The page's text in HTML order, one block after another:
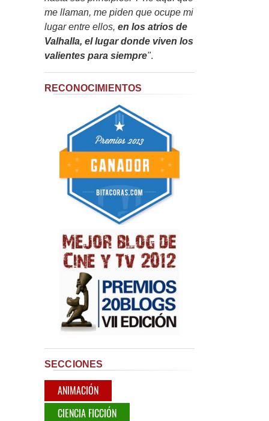
me llaman, me piden que ocupe mi
lugar entre ellos, en los atrios de
Valhalla, el lugar donde viven los
valientes para siempre".
RECONOCIMIENTOS
SECCIONES
ANIMACIÓN
CIENCIA FICCIÓN